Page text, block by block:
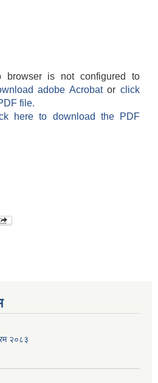
browser is not configured to
adobe Acrobatorclick
file.
here to download the PDF
२०८३